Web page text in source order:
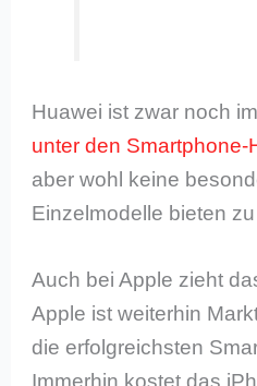
Huawei ist zwar noch
unter den Smartphone-
aber wohl keine
Einzelmodelle bieten
Auch bei Apple zieht
Apple ist weiterhin
die erfolgreichsten
Immerhin kostet das